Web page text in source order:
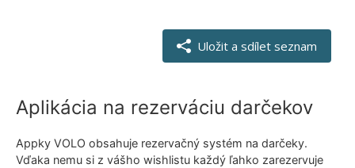
Aplikácia na rezerváciu darčekov
Appky VOLO obsahuje rezervačný systém na darčeky.
Vďaka nemu si z vášho wishlistu každý ľahko zarezervuje